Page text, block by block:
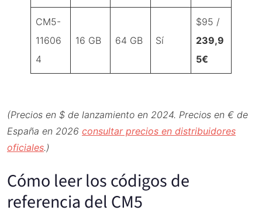
CM5-
11606
4
16 GB 64 GB Sí
$95 /
239,9
5€
(Precios en $ de lanzamiento en 2024. Precios en € de
España en 2026 consultar precios en distribuidores
oficiales.)
Cómo leer los códigos de
referencia del CM5